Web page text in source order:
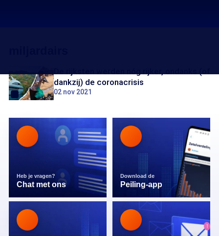
dankzij) de coronacrisis
02 nov 2021
Heb je vragen?
Chat met ons
Download de
Peiling-app